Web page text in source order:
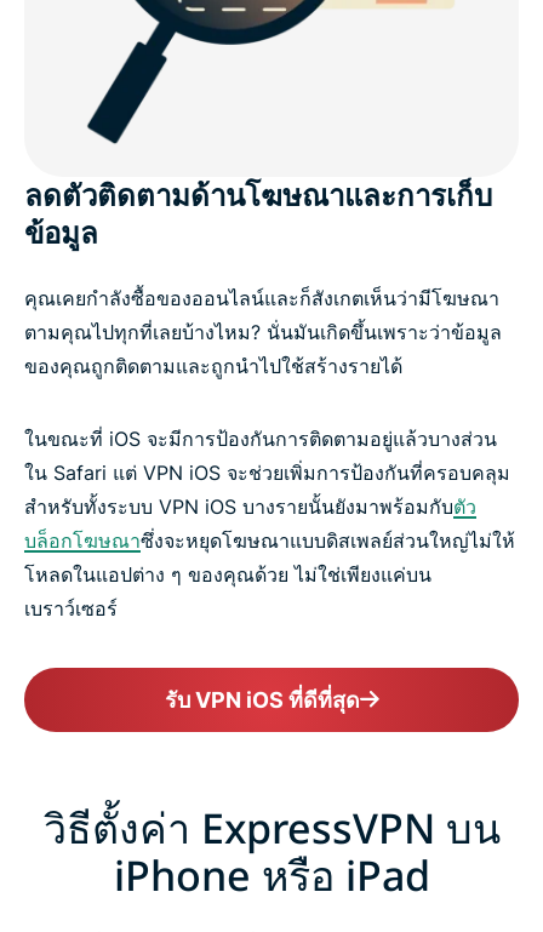
ลดตัวติดตามด้านโฆษณาและการเก็บ
ข้อมูล
คุณเคยกำลังซื้อของออนไลน์และก็สังเกตเห็นว่ามีโฆษณา
ตามคุณไปทุกที่เลยบ้างไหม? นั่นมันเกิดขึ้นเพราะว่าข้อมูล
ของคุณถูกติดตามและถูกนำไปใช้สร้างรายได้
ในขณะที่ iOS จะมีการป้องกันการติดตามอยู่แล้วบางส่วน
ใน Safari แต่ VPN iOS จะช่วยเพิ่มการป้องกันที่ครอบคลุม
สำหรับทั้งระบบ VPN iOS บางรายนั้นยังมาพร้อมกับตัว
บล็อกโฆษณาซึ่งจะหยุดโฆษณาแบบดิสเพลย์ส่วนใหญ่ไม่ให้
โหลดในแอปต่าง ๆ ของคุณด้วย ไม่ใช่เพียงแค่บน
เบราว์เซอร์
รับ VPN iOS ที่ดีที่สุด
วิธีตั้งค่า ExpressVPN บน
iPhone หรือ iPad